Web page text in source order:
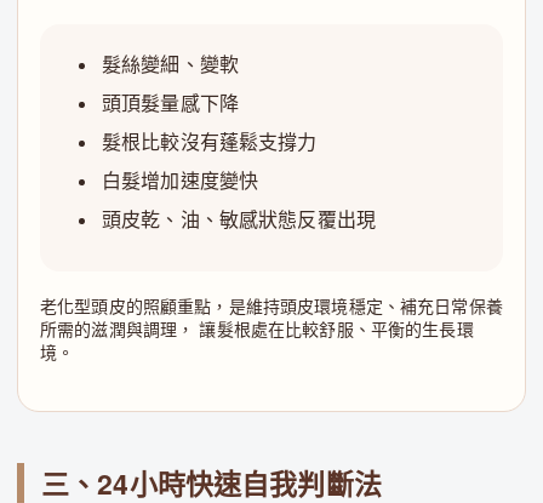
髮絲變細、變軟
頭頂髮量感下降
髮根比較沒有蓬鬆支撐力
白髮增加速度變快
頭皮乾、油、敏感狀態反覆出現
老化型頭皮的照顧重點，是維持頭皮環境穩定、補充日常保養
所需的滋潤與調理， 讓髮根處在比較舒服、平衡的生長環
境。
三、24小時快速自我判斷法